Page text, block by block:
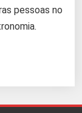
pessoas no